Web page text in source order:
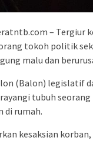
– Tergiur
tokoh politik
malu dan
(Balon) legislatif
tubuh
di rumah.
kesaksian